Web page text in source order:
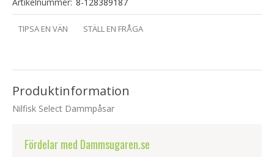
TIPSA EN VÄN STÄLL EN FRÅGA
Produktinformation
Nilfisk Select Dammpåsar
Fördelar med Dammsugaren.se